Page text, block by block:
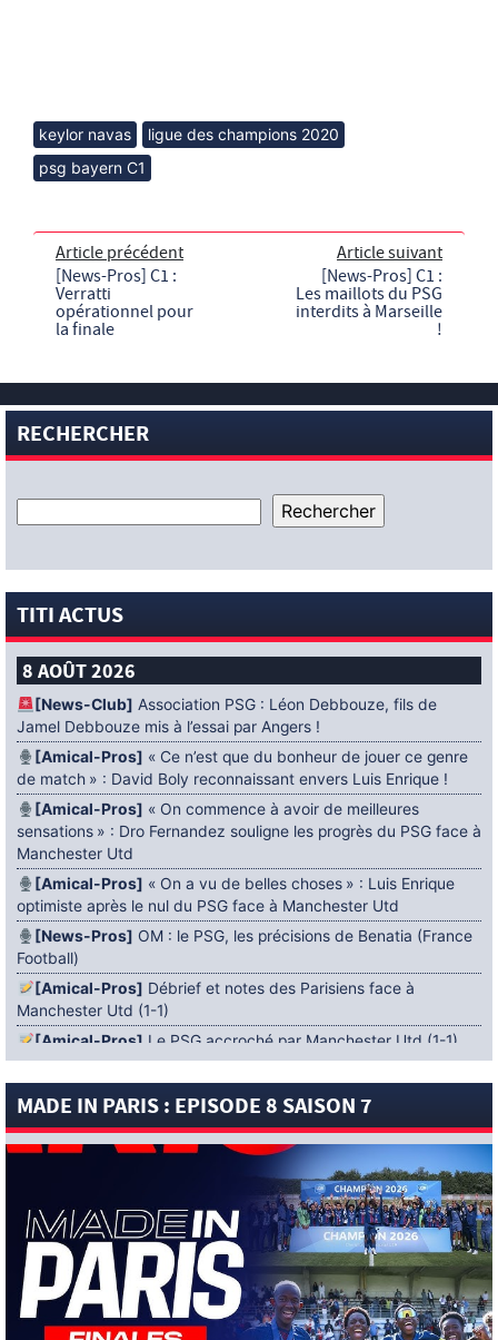
keylor navas
ligue des champions 2020
psg bayern C1
Article précédent
[News-Pros] C1 :
Verratti
opérationnel pour
la finale
Article suivant
[News-Pros] C1 :
Les maillots du PSG
interdits à Marseille
!
RECHERCHER
TITI ACTUS
8 AOÛT 2026
[News-Club] Association PSG : Léon Debbouze, fils de
Jamel Debbouze mis à l’essai par Angers !
[Amical-Pros] « Ce n’est que du bonheur de jouer ce genre
de match » : David Boly reconnaissant envers Luis Enrique !
[Amical-Pros] « On commence à avoir de meilleures
sensations » : Dro Fernandez souligne les progrès du PSG face à
Manchester Utd
[Amical-Pros] « On a vu de belles choses » : Luis Enrique
optimiste après le nul du PSG face à Manchester Utd
[News-Pros] OM : le PSG, les précisions de Benatia (France
Football)
[Amical-Pros] Débrief et notes des Parisiens face à
Manchester Utd (1-1)
[Amical-Pros] Le PSG accroché par Manchester Utd (1-1)
5 AOÛT 2026
[News-Pros]Le Barça aurait fixé une deadline au PSG dans
le dossier Ferran Torres (Diario Sport)
[News-Pros]Amical : Le groupe du PSG avec 15 Titis face à
Majorque ! (Officiel)
[News-Pros]
Rumeur : Le Bayer Leverkusen aurait lancé des
négociations pour Ibrahim Mbaye (Ben Jacobs)
[News-Pros]Aston Villa : Manzambi absent face au PSG ?
MADE IN PARIS : EPISODE 8 SAISON 7